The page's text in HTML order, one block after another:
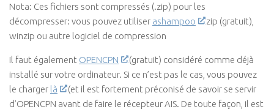
Nota: Ces fichiers sont compressés (.zip) pour les
décompresser: vous pouvez utiliser ashampoo
zip (gratuit),
winzip ou autre logiciel de compression
Il faut également OPENCPN
(gratuit) considéré comme déjà
installé sur votre ordinateur. Si ce n’est pas le cas, vous pouvez
le charger là
(et il est fortement préconisé de savoir se servir
d’OPENCPN avant de faire le récepteur AIS. De toute façon, il est